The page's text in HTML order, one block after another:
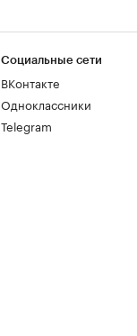
Социальные сети
ВКонтакте
Одноклассники
Telegram